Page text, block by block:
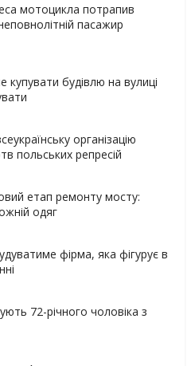
мотоцикла потрапив
пасажир
будівлю на вулиці
організацію
польських репресій
етап ремонту мосту:
одяг
фірма, яка фігурує в
72-річного чоловіка з